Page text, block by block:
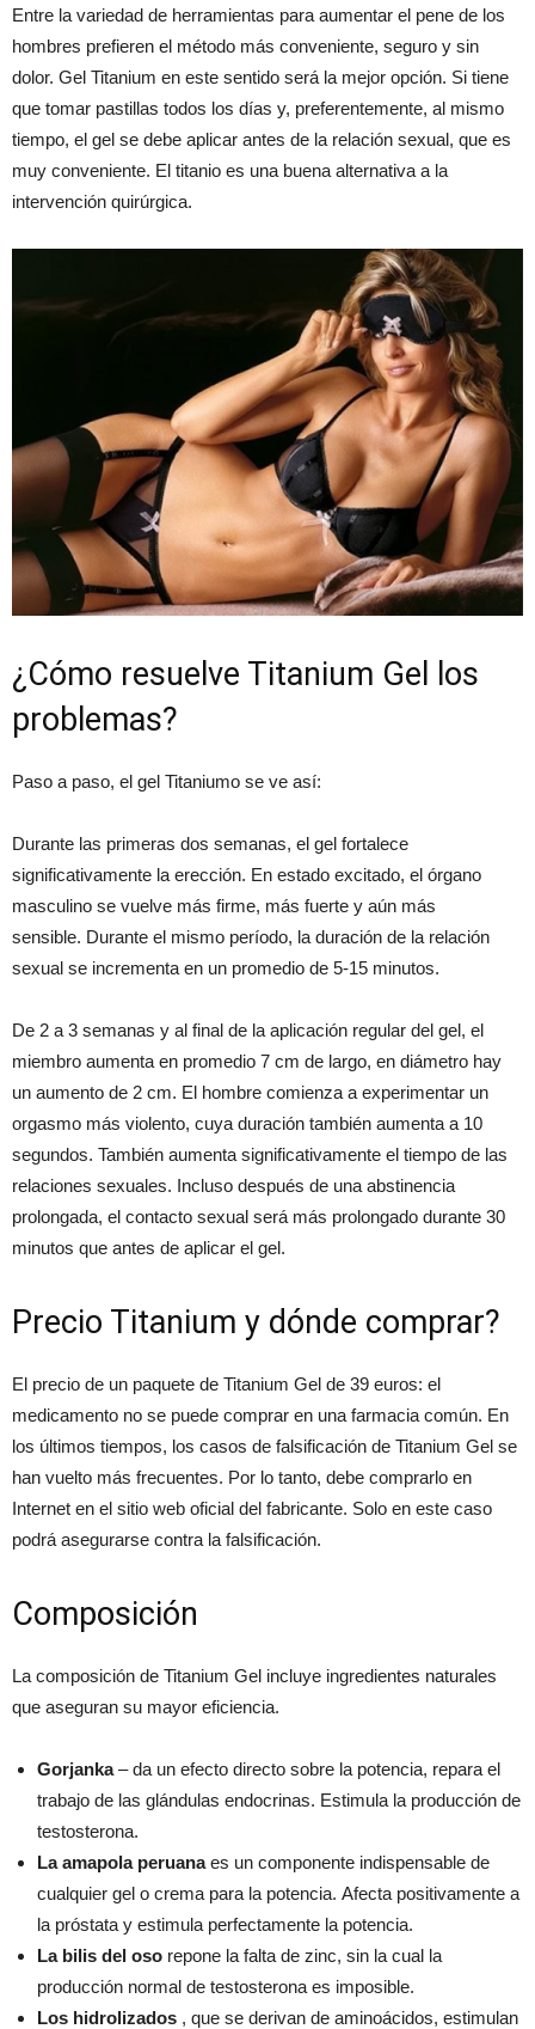
Entre la variedad de herramientas para aumentar el pene de los
hombres prefieren el método más conveniente, seguro y sin
dolor. Gel Titanium en este sentido será la mejor opción. Si tiene
que tomar pastillas todos los días y, preferentemente, al mismo
tiempo, el gel se debe aplicar antes de la relación sexual, que es
muy conveniente. El titanio es una buena alternativa a la
intervención quirúrgica.
¿Cómo resuelve Titanium Gel los
problemas?
Paso a paso, el gel Titaniumo se ve así:
Durante las primeras dos semanas, el gel fortalece
significativamente la erección. En estado excitado, el órgano
masculino se vuelve más firme, más fuerte y aún más
sensible. Durante el mismo período, la duración de la relación
sexual se incrementa en un promedio de 5-15 minutos.
De 2 a 3 semanas y al final de la aplicación regular del gel, el
miembro aumenta en promedio 7 cm de largo, en diámetro hay
un aumento de 2 cm. El hombre comienza a experimentar un
orgasmo más violento, cuya duración también aumenta a 10
segundos. También aumenta significativamente el tiempo de las
relaciones sexuales. Incluso después de una abstinencia
prolongada, el contacto sexual será más prolongado durante 30
minutos que antes de aplicar el gel.
Precio Titanium y dónde comprar?
El precio de un paquete de Titanium Gel de 39 euros: el
medicamento no se puede comprar en una farmacia común. En
los últimos tiempos, los casos de falsificación de Titanium Gel se
han vuelto más frecuentes. Por lo tanto, debe comprarlo en
Internet en el sitio web oficial del fabricante. Solo en este caso
podrá asegurarse contra la falsificación.
Composición
La composición de Titanium Gel incluye ingredientes naturales
que aseguran su mayor eficiencia.
Gorjanka– da un efecto directo sobre la potencia, repara el
trabajo de las glándulas endocrinas. Estimula la producción de
testosterona.
La amapola peruanaes un componente indispensable de
cualquier gel o crema para la potencia. Afecta positivamente a
la próstata y estimula perfectamente la potencia.
La bilis del oso repone la falta de zinc, sin la cual la
producción normal de testosterona es imposible.
Los hidrolizados , que se derivan de aminoácidos, estimulan